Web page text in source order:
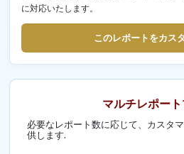
に対応いたします。
このレポートをカス
マルチレポー
必要なレポート数に応じて、カスタ
供します.